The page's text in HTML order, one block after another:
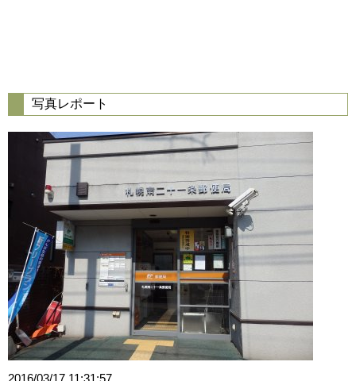
写真レポート
2016/03/17 11:31:57